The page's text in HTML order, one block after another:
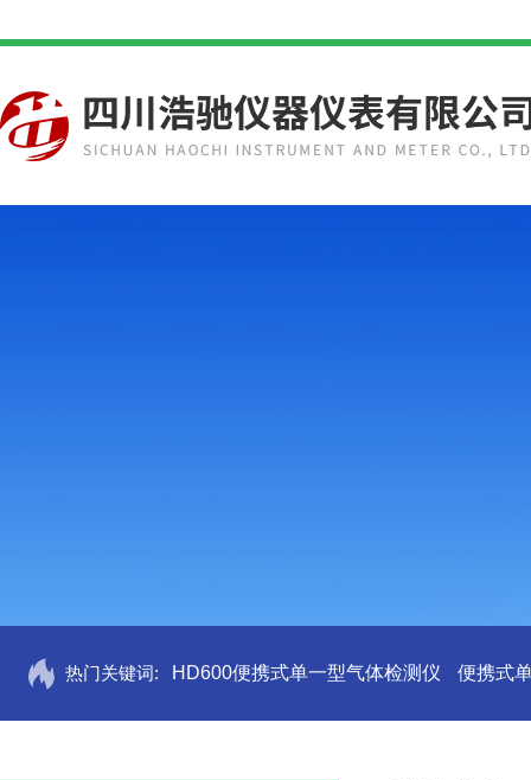
热门关键词: HD600便携式单一型气体检测仪 便携式